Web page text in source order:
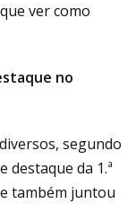
ver como
no
segundo
destaque da 1.ª
também juntou